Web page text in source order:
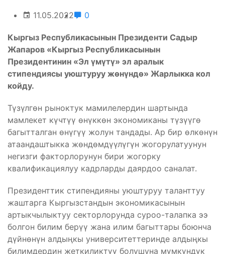
11.05.2022 0
Кыргыз Республикасынын Президенти Садыр
Жапаров «Кыргыз Республикасынын
Президентинин «Эл үмүтү» эл аралык
стипендиясы уюштуруу жөнүндө» Жарлыкка кол
койду.
Түзүлгөн рыноктук мамилелердин шартында
мамлекет күчтүү өнүккөн экономиканы түзүүгө
багытталган өнүгүү жолун тандады. Ар бир өлкөнүн
атаандаштыкка жөндөмдүүлүгүн жогорулатуунун
негизги факторлорунун бири жогорку
квалификациялуу кадрларды даярдоо саналат.
Президенттик стипендияны уюштуруу таланттуу
жаштарга Кыргызстандын экономикасынын
артыкчылыктуу секторлорунда суроо-талапка ээ
болгон билим берүү жана илим багыттары боюнча
дүйнөнүн алдыңкы университеттеринде алдыңкы
билимдердин жеткиликтүү болушуна мүмкүндүк